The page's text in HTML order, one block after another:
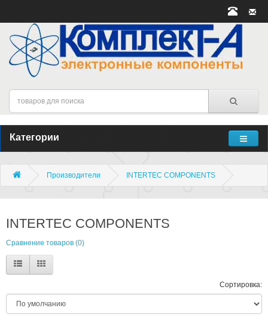
Категории
Производители INTERTEC COMPONENTS
INTERTEC COMPONENTS
Сравнение товаров (0)
Сортировка: